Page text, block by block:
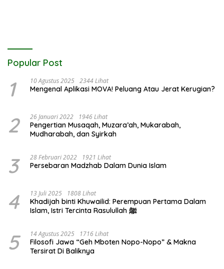
Popular Post
1 10 Agustus 2025 2344 Lihat
Mengenal Aplikasi MOVA! Peluang Atau Jerat Kerugian?
2 26 Januari 2022 1946 Lihat
Pengertian Musaqah, Muzara’ah, Mukarabah,
Mudharabah, dan Syirkah
3 28 Februari 2022 1921 Lihat
Persebaran Madzhab Dalam Dunia Islam
4 13 Juli 2025 1808 Lihat
Khadijah binti Khuwailid: Perempuan Pertama Dalam
Islam, Istri Tercinta Rasulullah ﷺ
5 14 Agustus 2025 1716 Lihat
Filosofi Jawa “Geh Mboten Nopo-Nopo” & Makna
Tersirat Di Baliknya